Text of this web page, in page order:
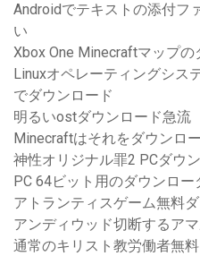
Androidでテキストの添付フ
い
Xbox One Minecraftマップ
Linuxオペレーティングシス
でダウンロード
明るいostダウンロード急流
Minecraftはそれをダウンロ
神性オリジナル罪2 PCダウ
PC 64ビット用のダウンロ
アトランティスゲーム無料
アンディウッド切断するア
通常のキリスト教労働者無